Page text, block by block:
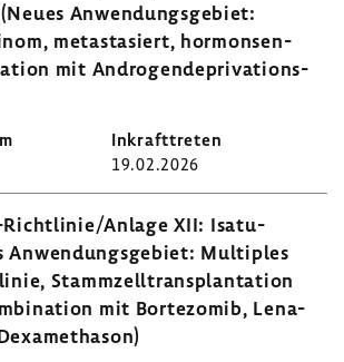
Anwen­dungs­ge­biet:
meta­stasiert, hormon­sen­
mit Andro­gen­de­pri­va­ti­ons­
19.02.2026
Anlage XII: Isatu­
Anwen­dungs­ge­biet: Multi­ples
Stamm­zell­trans­plan­ta­tion
mit Borte­zomib, Lena­